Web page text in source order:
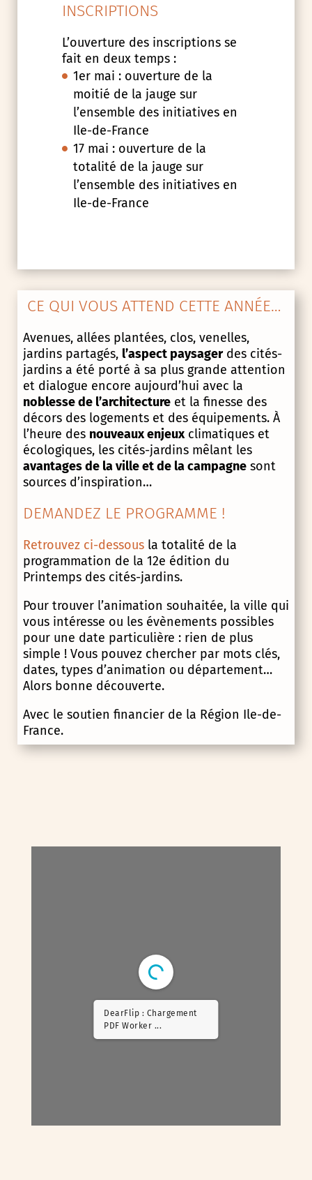
INSCRIPTIONS
L’ouverture des inscriptions se
fait en deux temps :
1er mai : ouverture de la
moitié de la jauge sur
l’ensemble des initiatives en
Ile-de-France
17 mai : ouverture de la
totalité de la jauge sur
l’ensemble des initiatives en
Ile-de-France
CE QUI VOUS ATTEND CETTE ANNÉE…
Avenues, allées plantées, clos, venelles,
jardins partagés, l’aspect paysagerdes cités-
jardins a été porté à sa plus grande attention
et dialogue encore aujourd’hui avec la
noblesse de l’architectureet la finesse des
décors des logements et des équipements. À
l’heure des nouveaux enjeuxclimatiques et
écologiques, les cités-jardins mêlant les
avantages de la ville et de la campagnesont
sources d’inspiration…
DEMANDEZ LE PROGRAMME !
Retrouvez ci-dessousla totalité de la
programmation de la 12e édition du
Printemps des cités-jardins.
Pour trouver l’animation souhaitée, la ville qui
vous intéresse ou les évènements possibles
pour une date particulière : rien de plus
simple ! Vous pouvez chercher par mots clés,
dates, types d’animation ou département…
Alors bonne découverte.
Avec le soutien financier de la Région Ile-de-
France.
DearFlip : Chargement
PDF ...